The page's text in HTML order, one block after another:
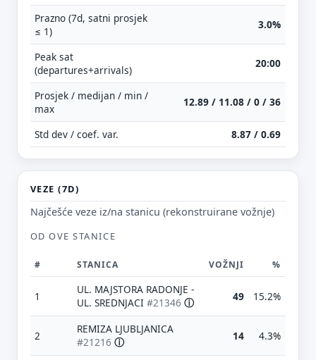
Prazno (7d, satni prosjek
≤ 1)
3.0%
Peak sat
(departures+arrivals)
20:00
Prosjek / medijan / min /
max
12.89 / 11.08 / 0 / 36
Std dev / coef. var. 8.87 / 0.69
VEZE (7D)
Najčešće veze iz/na stanicu (rekonstruirane vožnje)
OD OVE STANICE
# STANICA VOŽNJI %
1
UL. MAJSTORA RADONJE -
UL. SREDNJACI #21346 ⓘ 49 15.2%
2
REMIZA LJUBLJANICA
#21216 ⓘ 14 4.3%